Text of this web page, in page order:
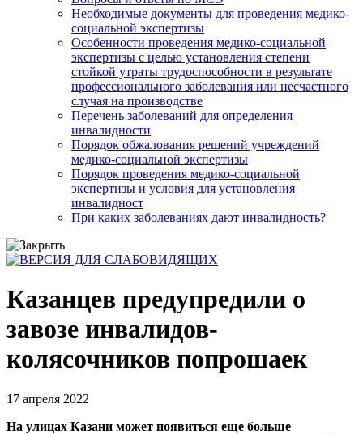
Необходимые документы для проведения медико-
социальной экспертизы
Особенности проведения медико-социальной
экспертизы с целью установления степени
стойкой утраты трудоспособности в результате
профессионального заболевания или несчастного
случая на производстве
Перечень заболеваний для определения
инвалидности
Порядок обжалования решений учреждений
медико-социальной экспертизы
Порядок проведения медико-социальной
экспертизы и условия для установления
инвалидност
При каких заболеваниях дают инвалидность?
Казанцев предупредили о
завозе инвалидов-
колясочников попрошаек
17 апреля 2022
На улицах Казани может появиться еще больше